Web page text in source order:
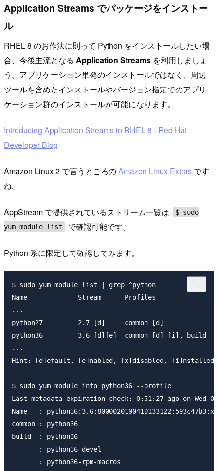
Application Streams でパッケージをインストー
ル
RHEL 8 のお作法に則って Python をインストールしたい場
合、今後主流となる Application Streams を利用しましょ
う。アプリケーション単発のインストールではなく、周辺
ツールを含めたインストールやバージョン指定でのアプリ
ケーション群のインストールが可能になります。
Introducing Application Streams in RHEL 8 - Red Hat
Developer Blog
Amazon Linux 2 で言うところのAmazon Linux Extras です
ね。
AppStream で提供されているストリーム一覧は
$ sudo
yum module list
で確認可能です。
Python 系に限定して確認してみます。
$ sudo yum module list | grep ^python
Name             Stream      Profiles
...
python27         2.7 [d]     common [d]
python36         3.6 [d][e]  common [d] [i], build
...
Hint: [d]efault, [e]nabled, [x]disabled, [i]nstalled
$ sudo yum module info python36 --profile
Last metadata expiration check: 0:51:27 ago on Wed 08
Name   :
common : python36
build  : python36
       : python36-devel